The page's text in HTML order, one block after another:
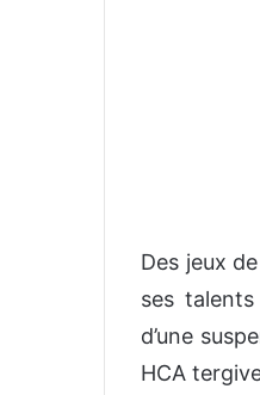
Des jeux
ses
d’une
HCA